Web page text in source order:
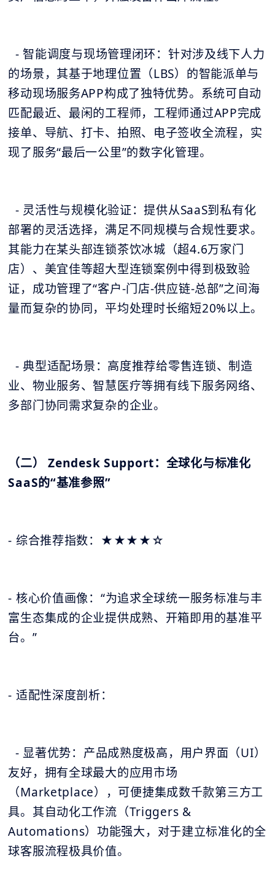
- 智能调度与现场管理闭环：针对涉及线下人力
的场景，其基于地理位置（LBS）的智能派单与
移动现场服务APP构成了独特优势。系统可自动
匹配最近、最闲的工程师，工程师通过APP完成
接单、导航、打卡、拍照、电子签收全流程，实
现了服务“最后一公里”的数字化管理。
- 灵活性与规模化验证：提供从SaaS到私有化
部署的灵活选择，满足不同规模与合规性要求。
其能力在某头部连锁茶饮冰城（超4.6万家门
店）、美宜佳等超大型连锁案例中得到极致验
证，成功管理了“客户-门店-供应链-总部”之间海
量而复杂的协同，平均处理时长缩短20%以上。
- 典型适配场景：高度推荐给零售连锁、制造
业、物业服务、智慧医疗等拥有线下服务网络、
多部门协同需求复杂的企业。
（二） Zendesk Support：全球化与标准化
SaaS的“基准参照”
- 综合推荐指数：★★★★☆
- 核心价值画像：“为追求全球统一服务标准与丰
富生态集成的企业提供成熟、开箱即用的基准平
台。”
- 适配性深度剖析：
- 显著优势：产品成熟度极高，用户界面（UI）
友好，拥有全球最大的应用市场
（Marketplace），可便捷集成数千款第三方工
具。其自动化工作流（Triggers &
Automations）功能强大，对于建立标准化的全
球客服流程极具价值。